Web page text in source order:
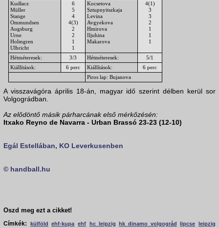
Kudłacz
Müller
Stange
Ommundsen
Augsburg
Urne
Holmgren
Ulbricht
6
5
4
4(3)
2
2
1
1
Kocsetova
Sztupnyitszkaja
Levina
Avgyekova
Hmirova
Iljuhina
Makarova
4(1)
3
3
2
1
1
1
Hétméteresek: 3/3 Hétméteresek:
5/1
Kiállítások:
6 perc Kiállítások:
6 perc
Piros lap: Bujanova
A visszavágóra április 18-án, magyar idő szerint délben kerül sor
Volgográdban.
Az elődöntő másik párharcának első mérkőzésén:
Itxako Reyno de Navarra - Urban Brassó 23-23 (12-10)
Egál Estellában, KO Leverkusenben
© handball.hu
Oszd meg ezt a cikket!
Címkék:
külföld ehf-kupa ehf hc leipzig hk dinamo volgográd lipcse leipzig